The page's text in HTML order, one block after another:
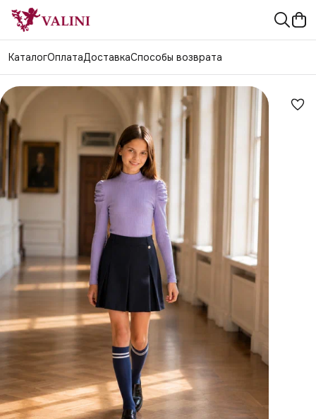
КаталогОплатаДоставкаСпособы возврата